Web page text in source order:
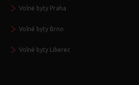
Volné byty Praha
Volné byty Brno
Volné byty Liberec